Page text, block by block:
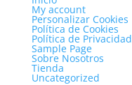
My account
Personalizar Cookies
Política de Cookies
Política de Privacidad
Sample Page
Sobre Nosotros
Tienda
Uncategorized